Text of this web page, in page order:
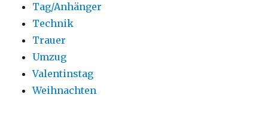
Tag/Anhänger
Technik
Trauer
Umzug
Valentinstag
Weihnachten